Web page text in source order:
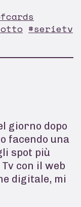
#serietv
giorno dopo
facendo una
spot più
con il web
digitale, mi